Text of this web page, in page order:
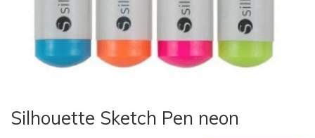
Silhouette Sketch Pen neon